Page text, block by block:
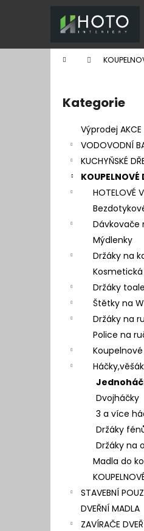
Domů
Přeskočit
kategorie
Kategorie
Výprodej AKCE
VODOVODNÍ
KUCHYŇSKÉ
KOUPELNOVÉ
HOTELOVÉ
Dávkovače
Mýdlenky
Držáky na
Držáky
Štětky na
Držáky na
Police na
Dvojháčky
3 a více
Držáky
Držáky na
Madla do
STAVEBNÍ
DVEŘNÍ MADLA
ZAVÍRAČE
í
Zpět
do
Zpět
do